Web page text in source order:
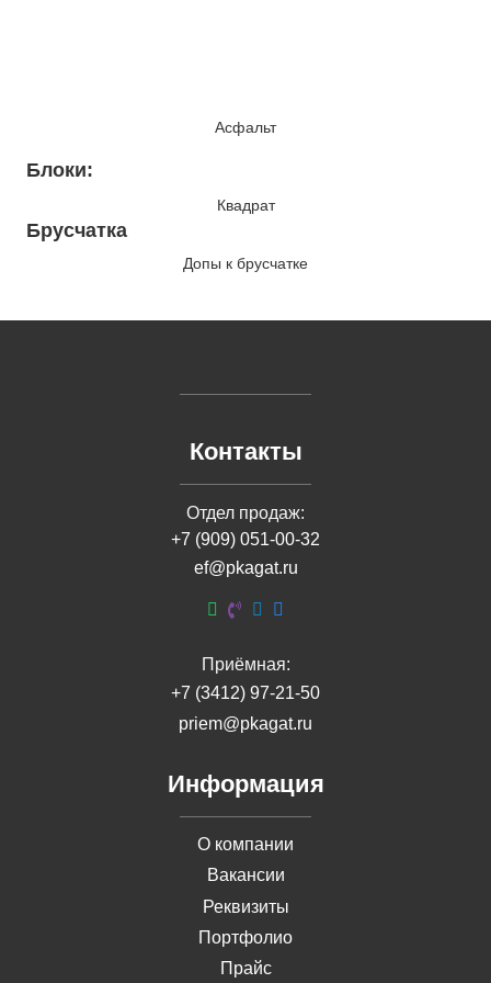
Асфальт
Блоки:
Квадрат
Брусчатка
Допы к брусчатке
Контакты
Отдел продаж:
+7 (909) 051-00-32
ef@pkagat.ru
Приёмная:
+7 (3412) 97-21-50
priem@pkagat.ru
Информация
О компании
Вакансии
Реквизиты
Портфолио
Прайс